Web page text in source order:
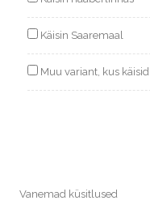
Käisin Saaremaal
Muu variant, kus käisid
Vanemad küsitlused